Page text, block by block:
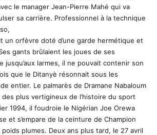
le manager Jean-Pierre Mahé qui va
sa carrière. Professionnel à la technique
un orfèvre doté d’une garde hermétique et
gants brûlaient les joues de ses
jusqu’aux larmes, il ne pouvait contenir son
que le Ditanyè résonnait sous les
entier. Le palmarès de Dramane Nabaloum
des plus vertigineux de l’histoire du sport
1994, il foudroie le Nigérian Joe Orewa
et s’empare de la ceinture de Champion
poids plumes. Deux ans plus tard, le 27 avril